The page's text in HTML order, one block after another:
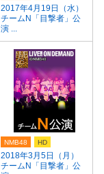
2017年4月19日（水）
チームN「目撃者」公
演 ...
2018年3月5日（月）
チームN「目撃者」公
NMB48 HD